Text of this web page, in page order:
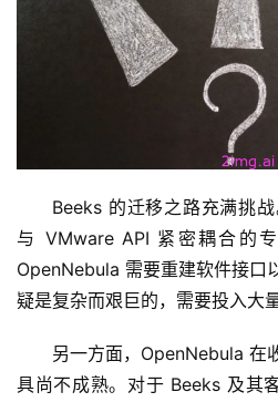
Beeks 的迁移之路充满挑
与 VMware API 紧密耦合的
OpenNebula 需要重建软件接口
疑是复杂而艰巨的，需要投入大
另一方面，OpenNebula 在
具尚不成熟。对于 Beeks 及其